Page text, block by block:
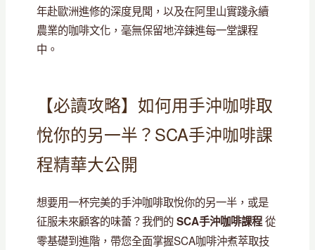
年赴歐洲進修的深度見聞，以及在阿里山實踐永續
農業的咖啡文化，毫無保留地淬鍊進每一堂課程
中。
【必讀攻略】如何用手沖咖啡取
悅你的另一半？SCA手沖咖啡課
程精華大公開
想要用一杯完美的手沖咖啡取悅你的另一半，或是
征服未來顧客的味蕾？我們的SCA手沖咖啡課程從
零基礎到進階，帶您全面掌握SCA咖啡沖煮萃取技